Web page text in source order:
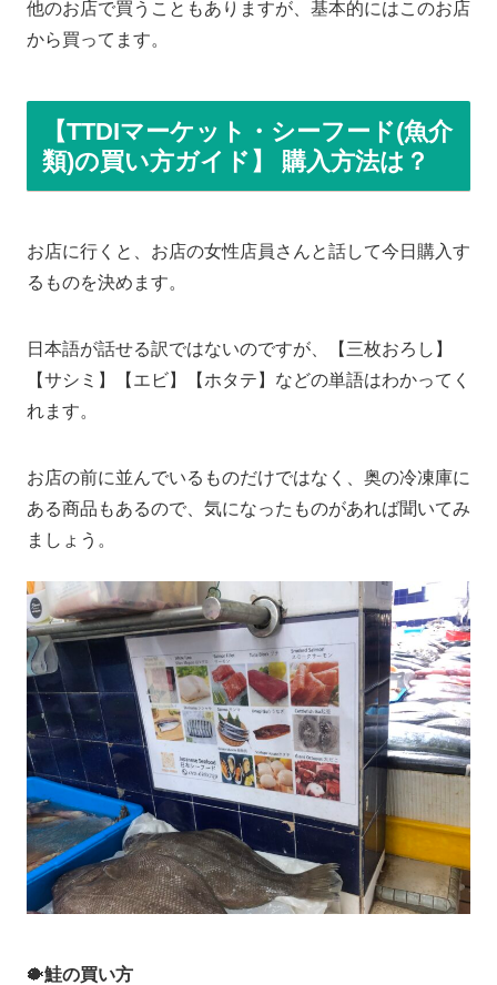
他のお店で買うこともありますが、基本的にはこのお店
から買ってます。
【TTDIマーケット・シーフード(魚介
類)の買い方ガイド】 購入方法は？
お店に行くと、お店の女性店員さんと話して今日購入す
るものを決めます。
日本語が話せる訳ではないのですが、【三枚おろし】
【サシミ】【エビ】【ホタテ】などの単語はわかってく
れます。
お店の前に並んでいるものだけではなく、奥の冷凍庫に
ある商品もあるので、気になったものがあれば聞いてみ
ましょう。
🐡鮭の買い方